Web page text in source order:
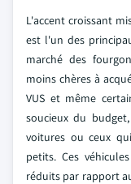
L'accent croissant
est l'un des
marché des
moins chères à
VUS et même
soucieux du
voitures ou ceux
petits. Ces
réduits par rapport